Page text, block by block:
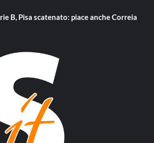
B, Pisa scatenato: piace anche Correia